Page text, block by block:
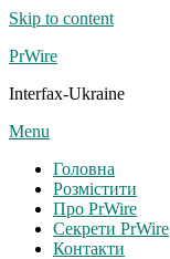
Skip to content
PrWire
Interfax-Ukraine
Menu
Головна
Розмістити
Про PrWire
Секрети PrWire
Контакти